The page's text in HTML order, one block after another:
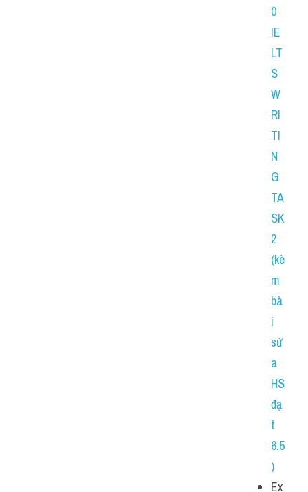
0
IE
LT
S
W
RI
TI
N
G
TA
SK
2
(kè
m
bà
i
sử
a
HS
đạ
t
6.5
)
Ex